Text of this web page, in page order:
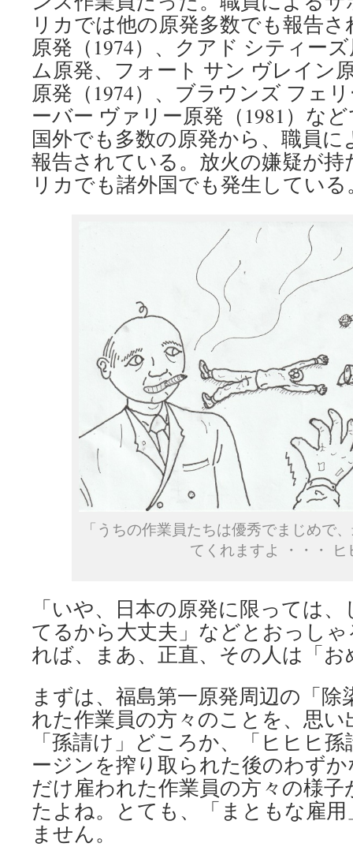
リカでは他の原発多数でも報告
原発（1974）、クアド シティー
ム原発、フォート サン ヴレイン
原発（1974）、ブラウンズ フェ
ーバー ヴァリー原発（1981）な
国外でも多数の原発から、職員
報告されている。放火の嫌疑が
リカでも諸外国でも発生している
「うちの作業員たちは優秀でまじめで
てくれますよ ・・・ ヒ
「いや、日本の原発に限っては
てるから大丈夫」などとおっし
れば、まあ、正直、その人は「
まずは、福島第一原発周辺の「除
れた作業員の方々のことを、思
「孫請け」どころか、「ヒヒヒ
ージンを搾り取られた後のわず
だけ雇われた作業員の方々の様
たよね。とても、「まともな雇
ません。